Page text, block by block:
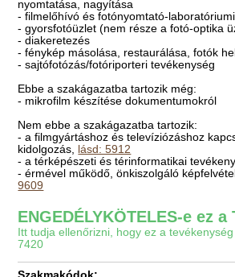
nyomtatása, nagyítása
- filmelőhívó és fotónyomtató-
- gyorsfotóüzlet (nem része a fotó-optika
- diakeretezés
- fénykép másolása, restaurálása, fotók
- sajtófotózás/fotóriporteri tevékenység
Ebbe a szakágazatba tartozik még:
- mikrofilm készítése dokumentumokról
Nem ebbe a szakágazatba tartozik:
- a filmgyártáshoz és televíziózáshoz
kidolgozás, lásd: 5912
- a térképészeti és térinformatikai
- érmével működő, önkiszolgáló
9609
ENGEDÉLYKÖTELES-e ez a
Itt tudja ellenőrizni, hogy ez a
7420